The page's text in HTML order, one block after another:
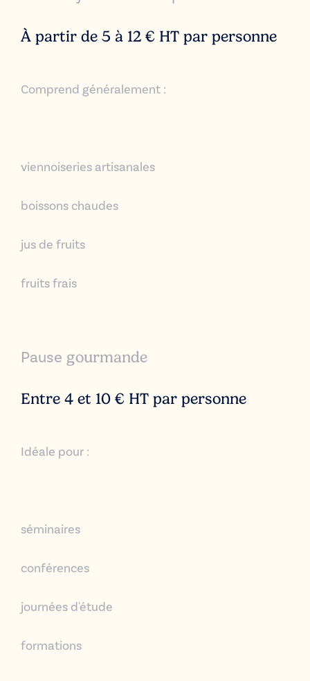
À partir de 5 à 12 € HT par personne
Comprend généralement :
viennoiseries artisanales
boissons chaudes
jus de fruits
fruits frais
Pause gourmande
Entre 4 et 10 € HT par personne
Idéale pour :
séminaires
conférences
journées d'étude
formations